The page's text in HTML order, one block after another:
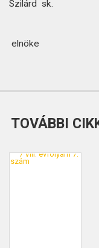
Szilárd sk.
elnöke
TOVÁBBI